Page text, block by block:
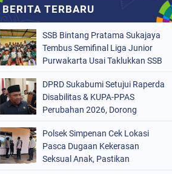
SSB Bintang Pratama Sukajaya
Tembus Semifinal Liga Junior
Purwakarta Usai Taklukkan SSB
DPRD Sukabumi Setujui Raperda
Disabilitas & KUPA-PPAS
Perubahan 2026, Dorong
Polsek Simpenan Cek Lokasi
Pasca Dugaan Kekerasan
Seksual Anak, Pastikan